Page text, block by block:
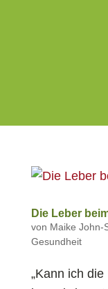
Die Leber
von Maike John-
Gesundheit
„Kann ich